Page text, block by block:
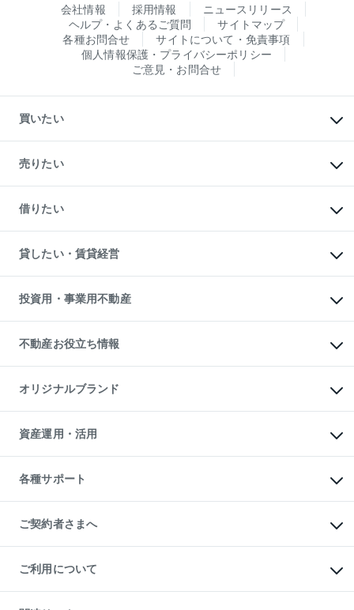
会社情報 採用情報
ニュースリリース
ヘルプ・よくあるご質問
サイトマップ
各種お問合せ
サイトについて・免責事項
個人情報保護・プライバシーポリシー
ご意見・お問合せ
買いたい
新築・分譲マンションの購入
中古マンションの購入
一戸建ての購入
中古一戸建ての購入
不動産購入の流れ
注目キーワード物件特集
購入ガイド
English 繁体中文簡体中文
売りたい
一戸建ての売却・査定
土地の売却・査定
スピードAI査定
不動産査定について
不動産売却の流れ
不動産買換えの流れ
売却ガイド
借りたい
オフィス・店舗の賃貸
借りるときの流れ
借りるガイド
貸したい・賃貸経営
マンション賃料データ
賃貸管理プラン
リロケーションについて
貸すガイド
投資用・事業用不動産
事業用不動産
マンション投資
投資用マンション
アパート経営
収益物件
ビル購入（ビル一棟）
投資用不動産の売却査定
事業用不動産の売却査定
不動産お役立ち情報
マンションライブラリー
人気マンションランキング
暮らしに役立つ不動産メディア
不動産相場・不動産価格情報
不動産コラム・ニュース
不動産用語集
不動産なんでもネット相談室
住まいの税金
オリジナルブランド
一棟リノベーションマンション
L`GENTE（ルジェンテ）
区分リノベーションマンション
投資用一棟レジデンスWELL
不動産小口投資
LEGACIA（レガシア）
資産運用・活用
不動産M&A
アセットマネジメント・出資
各種サポート
相続サポート
リフォームサポート
ご契約者さまへ
ご紹介・再契約特典
入居者様専用-各種ご案内（賃貸）
東急こすもす会「こすもすWeb」
ご利用について